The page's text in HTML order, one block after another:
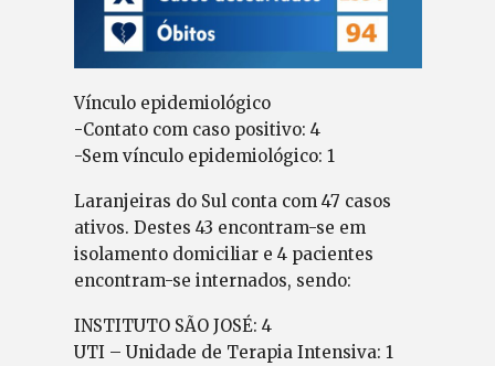
Vínculo epidemiológico
-Contato com caso positivo: 4
-Sem vínculo epidemiológico: 1
Laranjeiras do Sul conta com 47 casos
ativos. Destes 43 encontram-se em
isolamento domiciliar e 4 pacientes
encontram-se internados, sendo:
INSTITUTO SÃO JOSÉ: 4
UTI – Unidade de Terapia Intensiva: 1